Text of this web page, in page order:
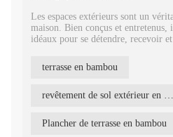
Les espaces extérieurs sont un
maison. Bien conçus et entretenus,
idéaux pour se détendre, recevoir
facteurs environnementaux, tels
pluie, les variations brusques de
remédier à ces problèmes, les
parquets traditionnels.
terrasse en bambou
revêtement de sol extérieur en bambou
Plancher de terrasse en bambou